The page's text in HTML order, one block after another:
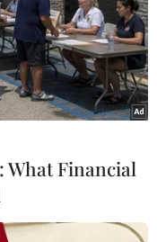
tại Ấn Độ,
What Financial